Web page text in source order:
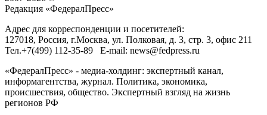
Редакция «ФедералПресс»
Адрес для корреспонденции и посетителей:
127018, Россия, г.Москва, ул. Полковая, д. 3, стр. 3, офис 211
Тел.+7(499) 112-35-89 E-mail: news@fedpress.ru
«ФедералПресс» - медиа-холдинг: экспертный канал,
информагентства, журнал. Политика, экономика,
происшествия, общество. Экспертный взгляд на жизнь
регионов РФ